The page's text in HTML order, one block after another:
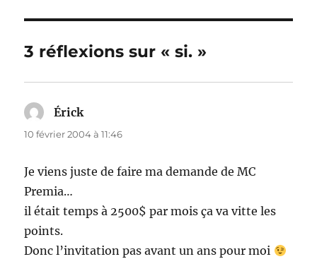
3 réflexions sur « si. »
Érickdit :
10 février 2004 à 11:46
Je viens juste de faire ma demande de MC
Premia…
il était temps à 2500$ par mois ça va vitte les
points.
Donc l’invitation pas avant un ans pour moi